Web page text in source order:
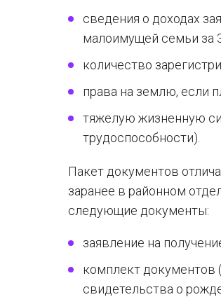
сведения о доходах
малоимущей семьи за
количество
права на землю, если
тяжелую жизненную
трудоспособности).
Пакет документов
заранее в районном
следующие документы:
заявление на
комплект документов
свидетельства о